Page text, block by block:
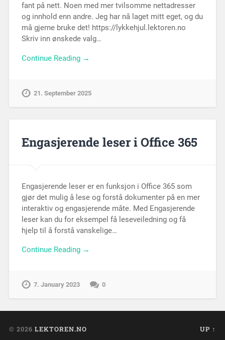
fant på nett. Noen med mer tvilsomme nettadresser
og innhold enn andre. Jeg har nå laget mitt eget, og du
må gjerne bruke det! https://lykkehjul.lektoren.no
Skriv inn ønskede valg…
Continue Reading →
21. September 2025
Engasjerende leser i Office 365
Engasjerende leser er en funksjon i Office 365 som
gjør det mulig å lese og forstå dokumenter på en mer
interaktiv og engasjerende måte. Med Engasjerende
leser kan du for eksempel få leseveiledning og få
hjelp til å forstå vanskelige…
Continue Reading →
7. January 2023 0
© 2026 LEKTOREN.NO UP ↑